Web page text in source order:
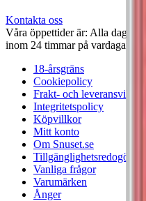
Kontakta oss
Våra öppettider är: Alla dagar
inom 24 timmar på vardagar.
18-årsgräns
Cookiepolicy
Frakt- och leveransvillkor
Integritetspolicy
Köpvillkor
Mitt konto
Om Snuset.se
Tillgänglighetsredogörelse
Vanliga frågor
Varumärken
Ånger